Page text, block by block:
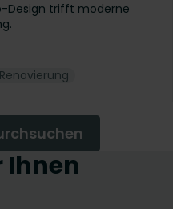
Design trifft moderne
Renovierung
Ihnen